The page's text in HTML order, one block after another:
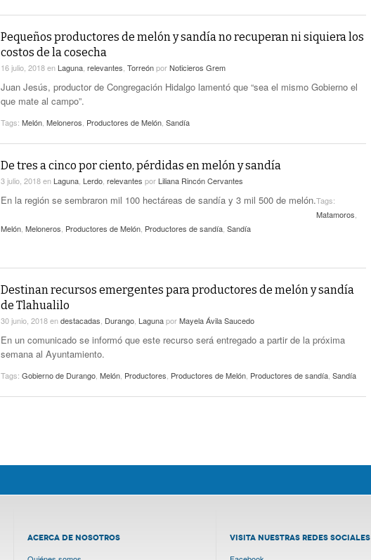
Pequeños productores de melón y sandía no recuperan ni siquiera los
costos de la cosecha
16 julio, 2018en Laguna relevantes TorreónporNoticieros Grem
Juan Jesús, productor de Congregación Hidalgo lamentó que “sea el mismo Gobierno el
que mate al campo”.
Tags: Melón Meloneros Productores de Melón Sandía
De tres a cinco por ciento, pérdidas en melón y sandía
3 julio, 2018en Laguna Lerdo relevantes por Liliana Rincón Cervantes
En la región se sembraron mil 100 hectáreas de sandía y 3 mil 500 de melón.Tags:
Matamoros
Melón Meloneros Productores de Melón Productores de sandía Sandía
Destinan recursos emergentes para productores de melón y sandía
de Tlahualilo
30 junio, 2018endestacadas Durango LagunaporMayela Ávila Saucedo
En un comunicado se informó que este recurso será entregado a partir de la próxima
semana al Ayuntamiento.
Tags: Gobierno de Durango Melón Productores Productores de Melón Productores de sandía Sandía
ACERCA DE NOSOTROS VISITA NUESTRAS REDES SOCIALES